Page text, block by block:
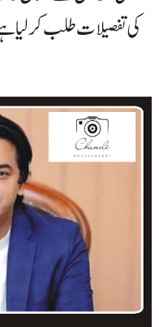
کی تفصیلات طلب کر لیا